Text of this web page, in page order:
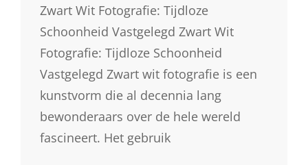
Zwart Wit Fotografie: Tijdloze
Schoonheid Vastgelegd Zwart Wit
Fotografie: Tijdloze Schoonheid
Vastgelegd Zwart wit fotografie is een
kunstvorm die al decennia lang
bewonderaars over de hele wereld
fascineert. Het gebruik